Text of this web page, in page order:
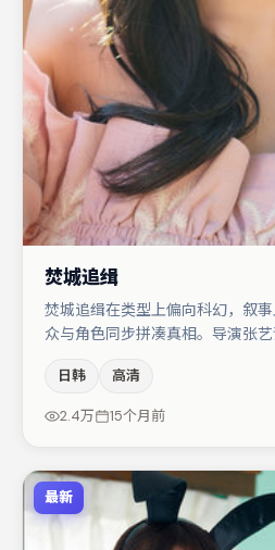
焚城追缉
焚城追缉在类型上偏向科幻，叙
众与角色同步拼凑真相。导演张
皮尤的对手戏构成全片情感锚点
谜题层层揭开。若你偏爱强类型
日韩 高清
2.4万 15个月前
最新